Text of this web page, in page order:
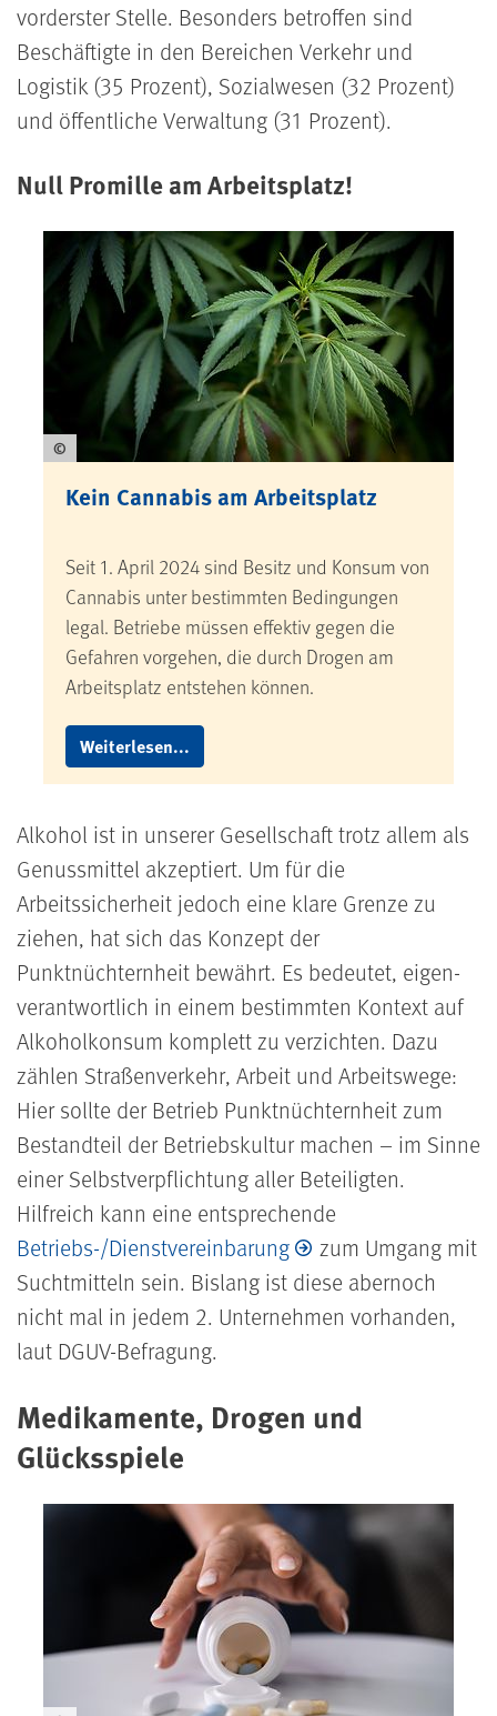
vorderster Stelle. Besonders betroffen sind
Beschäftigte in den Bereichen Verkehr und
Logistik (35 Prozent), Sozialwesen (32 Prozent)
und öffentliche Verwaltung (31 Prozent).
Null Promille am Arbeitsplatz!
©
Kein Cannabis am Arbeitsplatz
Seit 1. April 2024 sind Besitz und Konsum von
Cannabis unter bestimmten Bedingungen
legal. Betriebe müssen effektiv gegen die
Gefahren vorgehen, die durch Drogen am
Arbeitsplatz entstehen können.
Weiterlesen...
Alkohol ist in unserer Gesellschaft trotz allem als
Genussmittel akzeptiert. Um für die
Arbeitssicherheit jedoch eine klare Grenze zu
ziehen, hat sich das Konzept der
Punktnüchternheit bewährt. Es bedeutet, eigen­
verantwortlich in einem bestimmten Kontext auf
Alkoholkonsum komplett zu verzichten. Dazu
zählen Straßenverkehr, Arbeit und Arbeitswege:
Hier sollte der Betrieb Punktnüchternheit zum
Bestandteil der Betriebskultur machen – im Sinne
einer Selbstverpflichtung aller Beteiligten.
Hilfreich kann eine entsprechende
Betriebs-/Dienstvereinbarung
zum Umgang mit
Suchtmitteln sein. Bislang ist diese abernoch
nicht mal in jedem 2. Unternehmen vorhanden,
laut DGUV-Befragung.
Medikamente, Drogen und
Glücksspiele